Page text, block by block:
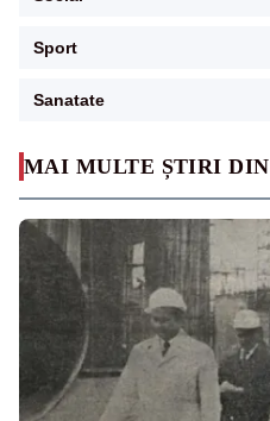
MAI MULTE ȘTIRI DIN
Sport
Sanatate